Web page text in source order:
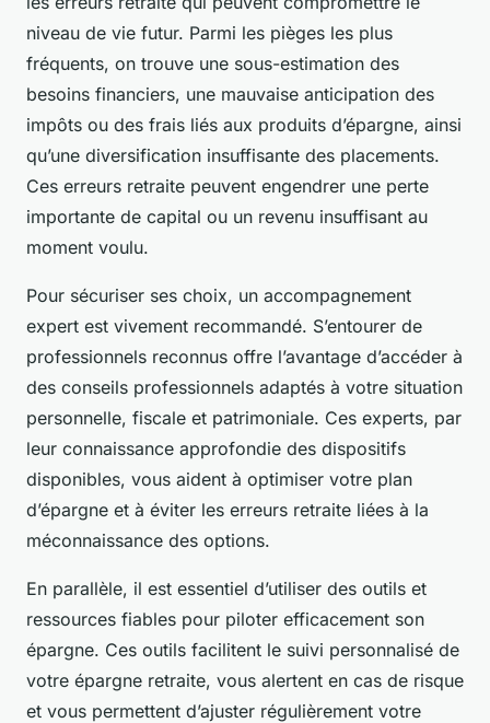
niveau de vie futur. Parmi les pièges les plus
fréquents, on trouve une sous-estimation des
besoins financiers, une mauvaise anticipation des
impôts ou des frais liés aux produits d’épargne, ainsi
qu’une diversification insuffisante des placements.
Ces erreurs retraite peuvent engendrer une perte
importante de capital ou un revenu insuffisant au
moment voulu.
Pour sécuriser ses choix, un accompagnement
expert est vivement recommandé. S’entourer de
professionnels reconnus offre l’avantage d’accéder à
des conseils professionnels adaptés à votre situation
personnelle, fiscale et patrimoniale. Ces experts, par
leur connaissance approfondie des dispositifs
disponibles, vous aident à optimiser votre plan
d’épargne et à éviter les erreurs retraite liées à la
méconnaissance des options.
En parallèle, il est essentiel d’utiliser des outils et
ressources fiables pour piloter efficacement son
épargne. Ces outils facilitent le suivi personnalisé de
votre épargne retraite, vous alertent en cas de risque
et vous permettent d’ajuster régulièrement votre